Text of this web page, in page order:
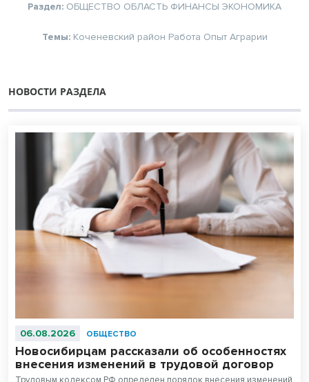
Раздел: ОБЩЕСТВО ОБЛАСТЬ ФИНАНСЫ ЭКОНОМИКА
Темы: Коченевский район Работа Опыт Аграрии
НОВОСТИ РАЗДЕЛА
06.08.2026 ОБЩЕСТВО
Новосибирцам рассказали об особенностях
внесения изменений в трудовой договор
Трудовым кодексом РФ определен порядок внесения изменений